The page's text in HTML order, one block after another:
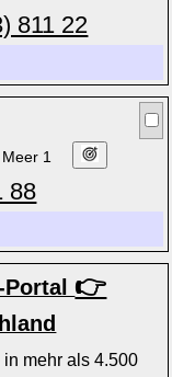
811 22
1
88
👉
mehr als 4.500